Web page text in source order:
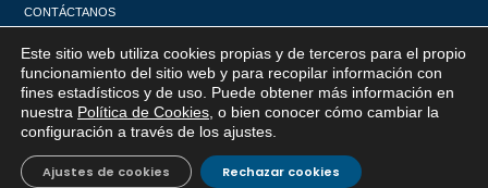
CONTÁCTANOS
C/ De los Plateros, 1
14006 Córdoba
Atención al
cliente
957 222 500
Este sitio web utiliza cookies propias y de terceros para el propio
funcionamiento del sitio web y para recopilar información con
fines estadísticos y de uso. Puede obtener más información en
nuestra Política de Cookies , o bien conocer cómo cambiar la
configuración a través de los ajustes
Rechazar cookies
Ajustes de cookies
Si tiene cualquier duda sobre
EMACSA, haga click abajo.